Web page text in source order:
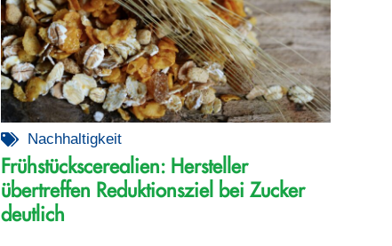
Nachhaltigkeit
Frühstückscerealien: Hersteller
übertreffen Reduktionsziel bei Zucker
deutlich